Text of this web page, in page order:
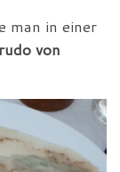
man in einer
von